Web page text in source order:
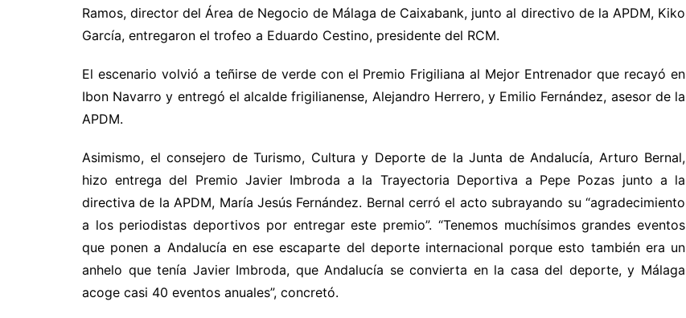
Ramos, director del Área de Negocio de Málaga de Caixabank, junto al directivo de la APDM, Kiko
García, entregaron el trofeo a Eduardo Cestino, presidente del RCM.
El escenario volvió a teñirse de verde con el Premio Frigiliana al Mejor Entrenador que recayó en
Ibon Navarro y entregó el alcalde frigilianense, Alejandro Herrero, y Emilio Fernández, asesor de la
APDM.
Asimismo, el consejero de Turismo, Cultura y Deporte de la Junta de Andalucía, Arturo Bernal,
hizo entrega del Premio Javier Imbroda a la Trayectoria Deportiva a Pepe Pozas junto a la
directiva de la APDM, María Jesús Fernández. Bernal cerró el acto subrayando su “agradecimiento
a los periodistas deportivos por entregar este premio”. “Tenemos muchísimos grandes eventos
que ponen a Andalucía en ese escaparte del deporte internacional porque esto también era un
anhelo que tenía Javier Imbroda, que Andalucía se convierta en la casa del deporte, y Málaga
acoge casi 40 eventos anuales”, concretó.